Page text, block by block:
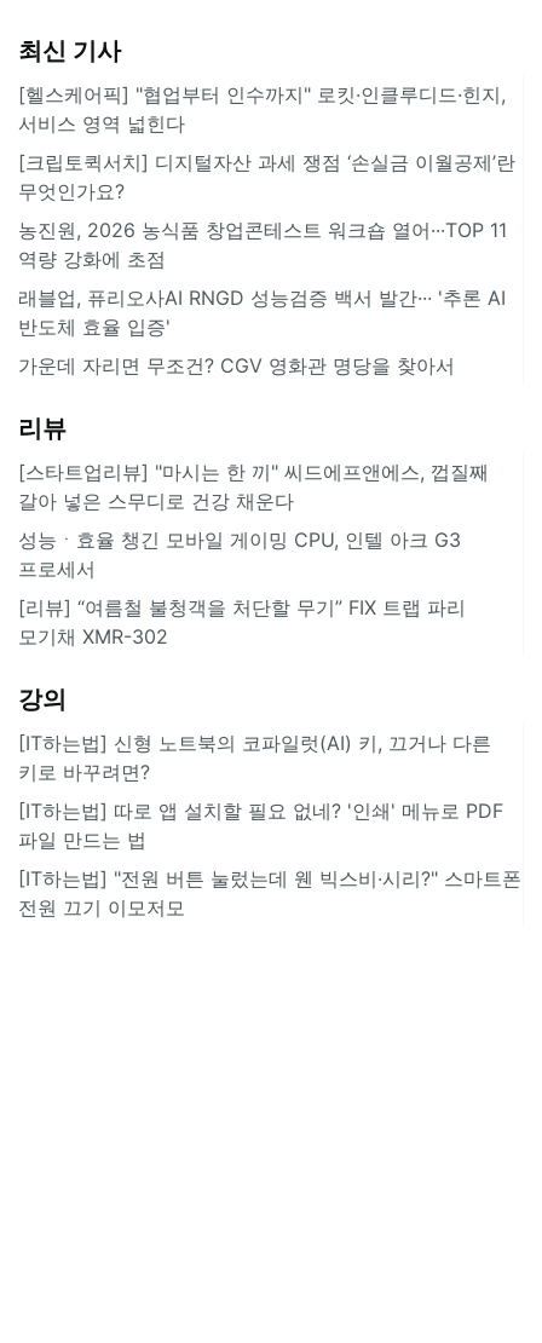
최신 기사
[헬스케어픽] "협업부터 인수까지" 로킷·인클루디드·힌지,
서비스 영역 넓힌다
[크립토퀵서치] 디지털자산 과세 쟁점 ‘손실금 이월공제’란
무엇인가요?
농진원, 2026 농식품 창업콘테스트 워크숍 열어···TOP 11
역량 강화에 초점
래블업, 퓨리오사AI RNGD 성능검증 백서 발간··· '추론 AI
반도체 효율 입증'
가운데 자리면 무조건? CGV 영화관 명당을 찾아서
리뷰
[스타트업리뷰] "마시는 한 끼" 씨드에프앤에스, 껍질째
갈아 넣은 스무디로 건강 채운다
성능ㆍ효율 챙긴 모바일 게이밍 CPU, 인텔 아크 G3
프로세서
[리뷰] “여름철 불청객을 처단할 무기” FIX 트랩 파리
모기채 XMR-302
강의
[IT하는법] 신형 노트북의 코파일럿(AI) 키, 끄거나 다른
키로 바꾸려면?
[IT하는법] 따로 앱 설치할 필요 없네? '인쇄' 메뉴로 PDF
파일 만드는 법
[IT하는법] "전원 버튼 눌렀는데 웬 빅스비·시리?" 스마트폰
전원 끄기 이모저모